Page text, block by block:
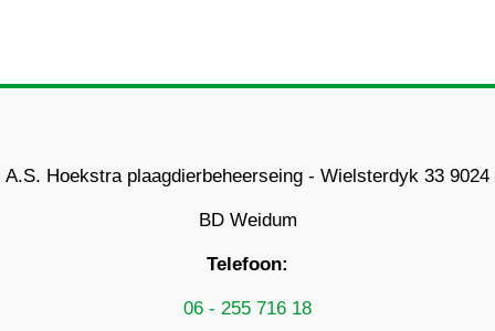
A.S. Hoekstra plaagdierbeheerseing - Wielsterdyk 33 9024
BD Weidum
Telefoon:
06 - 255 716 18